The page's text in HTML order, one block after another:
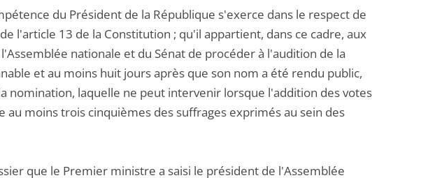
du Président de la République s'exerce dans le respect de
l'article 13 de la Constitution ; qu'il appartient, dans ce cadre, aux
nationale et du Sénat de procéder à l'audition de la
et au moins huit jours après que son nom a été rendu public,
nomination, laquelle ne peut intervenir lorsque l'addition des votes
moins trois cinquièmes des suffrages exprimés au sein des
que le Premier ministre a saisi le président de l'Assemblée